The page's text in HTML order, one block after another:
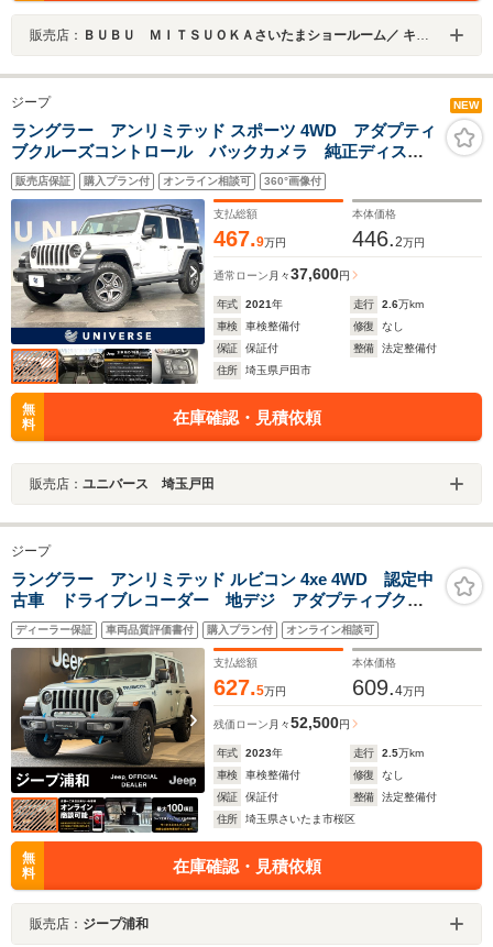
販売店： ＢＵＢＵ ＭＩＴＳＵＯＫＡさいたまショールーム／ キャデラックさいたま南／シボレーさいたま南
ジープ NEW
ラングラー アンリミテッド スポーツ 4WD アダプティ
ブクルーズコントロール バックカメラ 純正ディスプ
レイオーディオ アップルカープレイ Bluetooth
4WD 禁煙車 LEDヘッドライト 純正17インチアルミ
ホイール 1オーナー
販売店保証 購入プラン付 オンライン相談可 360°画像付
支払総額
467.9万円
本体価格
446.2万円
通常ローン 月々37,600円
年式 2021年 走行 2.6万km
車検
車検整備付 修復
なし
保証
保証付 整備
法定整備付
住所
埼玉県戸田市
無
料
在庫確認・見積依頼
販売店： ユニバース 埼玉戸田
ジープ
ラングラー アンリミテッド ルビコン 4xe 4WD 認定中
古車 ドライブレコーダー 地デジ アダプティブクル
ーズコントロール 左ハンドル アップルカープレ
ー サイドカメラ
ディーラー保証 車両品質評価書付 購入プラン付 オンライン相談可
支払総額
627.5万円
本体価格
609.4万円
残価ローン 月々52,500円
年式 2023年 走行 2.5万km
車検
車検整備付 修復
なし
保証
保証付 整備
法定整備付
住所
埼玉県さいたま市桜区
無
料
在庫確認・見積依頼
販売店： ジープ浦和